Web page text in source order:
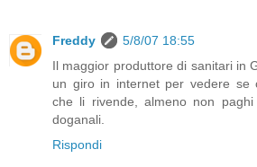
Freddy
5/8/07 18:55
Il maggior produttore di sanitari in
un giro in internet per vedere se
che li rivende, almeno non
doganali.
Rispondi